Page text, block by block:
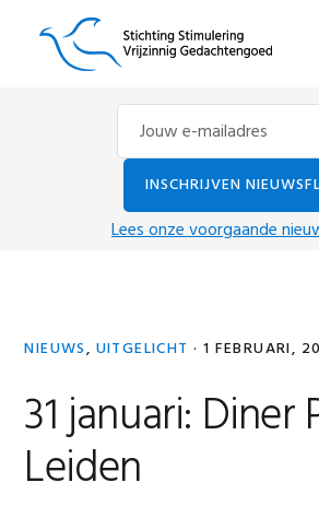
Lees onze voorgaande
NIEUWS, UITGELICHT · 1 FEBRUARI,
31 januari: Diner
Leiden